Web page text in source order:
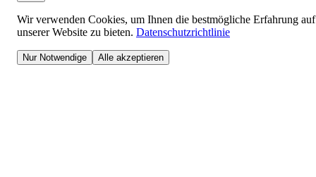
Wir verwenden Cookies, um Ihnen die bestmögliche Erfahrung auf
unserer Website zu bieten. Datenschutzrichtlinie
Nur Notwendige Alle akzeptieren